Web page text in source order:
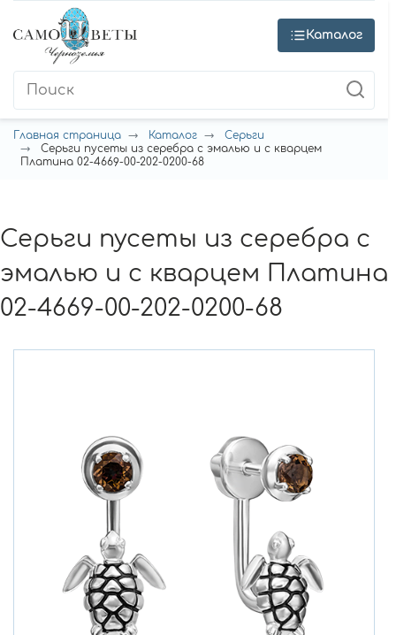
Каталог
Главная страница Каталог
Серьги
Серьги пусеты из серебра с эмалью и с кварцем
Платина 02-4669-00-202-0200-68
Серьги пусеты из серебра с
эмалью и с кварцем Платина
02-4669-00-202-0200-68